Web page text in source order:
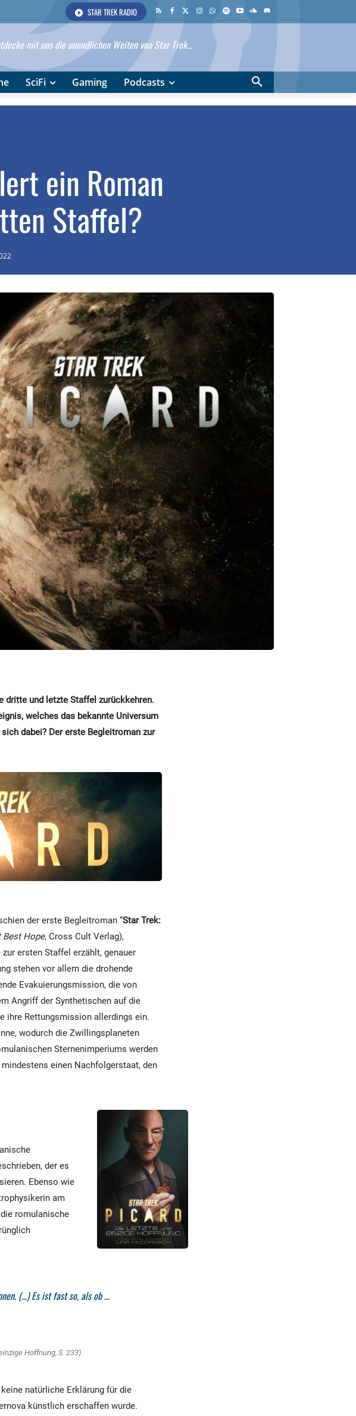
STAR TREK RADIO
mit uns die unendlichen Weiten von Star Trek...
SciFi Gaming Podcasts
ein Roman
Staffel?
dritte und letzte Staffel zurückkehren.
welches das bekannte Universum
dabei? Der erste Begleitroman zur
der erste Begleitroman “Star Trek:
Best Hope, Cross Cult Verlag),
ersten Staffel erzählt, genauer
stehen vor allem die drohende
Evakuierungsmission, die von
Angriff der Synthetischen auf die
ihre Rettungsmission allerdings ein.
wodurch die Zwillingsplaneten
Sternenimperiums werden
einen Nachfolgerstaat, den
der es
Ebenso wie
am
romulanische
(…) Es ist fast so, als ob …
Hoffnung, S. 233)
natürliche Erklärung für die
künstlich erschaffen wurde.